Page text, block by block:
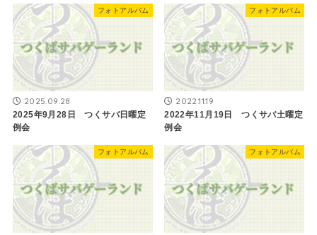
フォトアルバム
2025.09.28
2025年9月28日 つくサバ日曜定
例会
フォトアルバム
2022.11.19
2022年11月19日 つくサバ土曜定
例会
フォトアルバム フォトアルバム